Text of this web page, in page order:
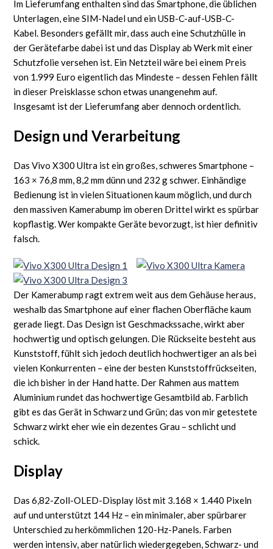
Im Lieferumfang enthalten sind das Smartphone, die üblichen
Unterlagen, eine SIM-Nadel und ein USB-C-auf-USB-C-
Kabel. Besonders gefällt mir, dass auch eine Schutzhülle in
der Gerätefarbe dabei ist und das Display ab Werk mit einer
Schutzfolie versehen ist. Ein Netzteil wäre bei einem Preis
von 1.999 Euro eigentlich das Mindeste – dessen Fehlen fällt
in dieser Preisklasse schon etwas unangenehm auf.
Insgesamt ist der Lieferumfang aber dennoch ordentlich.
Design und Verarbeitung
Das Vivo X300 Ultra ist ein großes, schweres Smartphone –
163 × 76,8 mm, 8,2 mm dünn und 232 g schwer. Einhändige
Bedienung ist in vielen Situationen kaum möglich, und durch
den massiven Kamerabump im oberen Drittel wirkt es spürbar
kopflastig. Wer kompakte Geräte bevorzugt, ist hier definitiv
falsch.
Der Kamerabump ragt extrem weit aus dem Gehäuse heraus,
weshalb das Smartphone auf einer flachen Oberfläche kaum
gerade liegt. Das Design ist Geschmackssache, wirkt aber
hochwertig und optisch gelungen. Die Rückseite besteht aus
Kunststoff, fühlt sich jedoch deutlich hochwertiger an als bei
vielen Konkurrenten – eine der besten Kunststoffrückseiten,
die ich bisher in der Hand hatte. Der Rahmen aus mattem
Aluminium rundet das hochwertige Gesamtbild ab. Farblich
gibt es das Gerät in Schwarz und Grün; das von mir getestete
Schwarz wirkt eher wie ein dezentes Grau – schlicht und
schick.
Display
Das 6,82-Zoll-OLED-Display löst mit 3.168 × 1.440 Pixeln
auf und unterstützt 144 Hz – ein minimaler, aber spürbarer
Unterschied zu herkömmlichen 120-Hz-Panels. Farben
werden intensiv, aber natürlich wiedergegeben, Schwarz- und